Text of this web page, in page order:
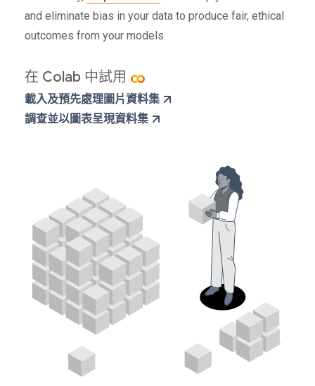
and eliminate bias in your data to produce fair, ethical
outcomes from your models.
在 Colab 中試用
載入及預先處理圖片資料集
調查並以圖表呈現資料集